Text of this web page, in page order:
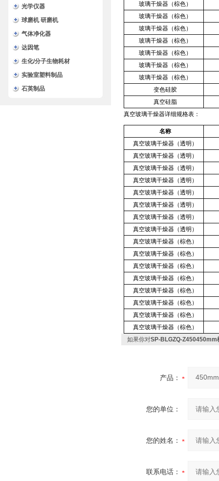
光学仪器
球磨机 研磨机
气体净化器
达因笔
生化/分子生物耗材
实验室塑料制品
石英制品
玻璃干燥器（棕色）
玻璃干燥器（棕色）
玻璃干燥器（棕色）
玻璃干燥器（棕色）
玻璃干燥器（棕色）
玻璃干燥器（棕色）
玻璃干燥器（棕色）
变色硅胶
真空硅脂
真空玻璃干燥器详细规格表：
名称
真空玻璃干燥器（透明）
真空玻璃干燥器（透明）
真空玻璃干燥器（透明）
真空玻璃干燥器（透明）
真空玻璃干燥器（透明）
真空玻璃干燥器（透明）
真空玻璃干燥器（透明）
真空玻璃干燥器（透明）
真空玻璃干燥器（棕色）
真空玻璃干燥器（棕色）
真空玻璃干燥器（棕色）
真空玻璃干燥器（棕色）
真空玻璃干燥器（棕色）
真空玻璃干燥器（棕色）
真空玻璃干燥器（棕色）
真空玻璃干燥器（棕色）
如果你对SP-BLGZQ-Z450450mm
产品：
您的单位：
您的姓名：
联系电话：